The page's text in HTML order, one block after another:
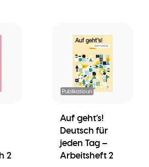
2
Publikatioun
Auf geht’s!
Deutsch für
jeden Tag –
Arbeitsheft 2